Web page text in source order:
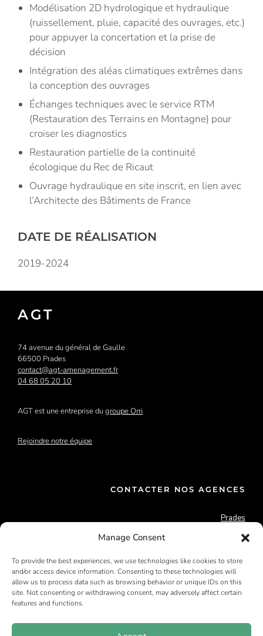
Manage Consent
To provide the best experiences, we use technologies like cookies to store
and/or access device information. Consenting to these technologies will
allow us to process data such as browsing behavior or unique IDs on this
site. Not consenting or withdrawing consent, may adversely affect certain
features and functions.
Modélisation 2D hydrologique et hydraulique
(ruissellement, pluie, capacité des ouvrages, etc.)
pour appuyer la concertation et la prise de
décision
Intégration des aléas climatiques extrêmes dans
la conception des ouvrages
Échanges techniques avec le service RTM
(Restauration des Terrains en Montagne) pour
croiser les diagnostics
Restauration partielle de la continuité
écologique du Rec de Ricaut
Ouvrage hydraulique en site inscrit, en lien avec
l’Architecte des Bâtiments de France
DATE DE RÉALISATION
2019-2024
AGT
74 avenue du général de Gaulle
66500 Prades
contact@agt-amenagement.fr
04 68 05 20 10
AGT est une entreprise dugroupe Orri
Rejoindre notre équipe
CONTACTER NOS AGENCES
Prades
Argelès/mer
Font-Romeu
Rivesaltes
Saillagouse